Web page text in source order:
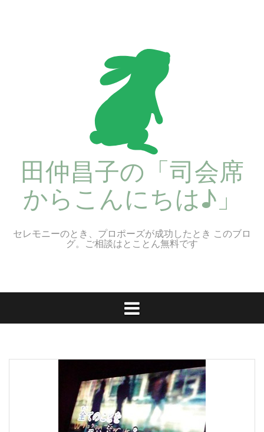
田仲昌子の「司会席
からこんにちは♪」
セレモニーのとき、プロポーズが成功したとき このブロ
グ。ご相談はとことん無料です